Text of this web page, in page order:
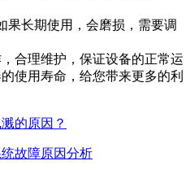
长期使用，会磨损，需要调
理维护，保证设备的正常运
使用寿命，给您带来更多的利
的原因？
故障原因分析